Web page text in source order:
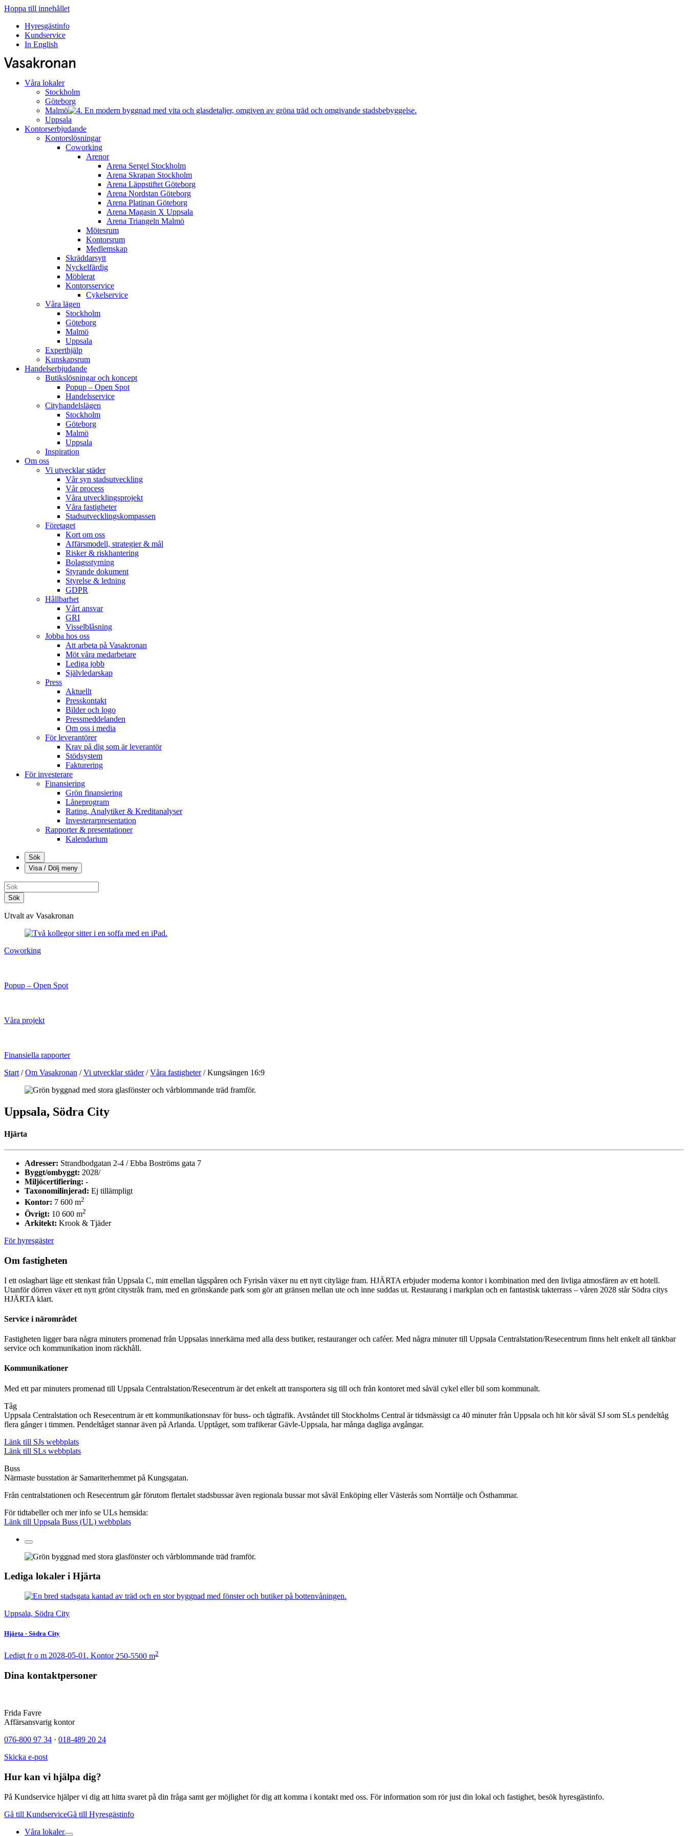
Hoppa till innehållet
Hyresgästinfo
Kundservice
In English
Våra lokaler
Stockholm
Göteborg
Malmö
Uppsala
Kontorserbjudande
Kontorslösningar
Coworking
Arenor
Arena Sergel Stockholm
Arena Skrapan Stockholm
Arena Läppstiftet Göteborg
Arena Nordstan Göteborg
Arena Platinan Göteborg
Arena Magasin X Uppsala
Arena Triangeln Malmö
Mötesrum
Kontorsrum
Medlemskap
Skräddarsytt
Nyckelfärdig
Möblerat
Kontorsservice
Cykelservice
Våra lägen
Stockholm
Göteborg
Malmö
Uppsala
Experthjälp
Kunskapsrum
Handelserbjudande
Butikslösningar och koncept
Popup – Open Spot
Handelsservice
Cityhandelslägen
Stockholm
Göteborg
Malmö
Uppsala
Inspiration
Om oss
Vi utvecklar städer
Vår syn stadsutveckling
Vår process
Våra utvecklingsprojekt
Våra fastigheter
Stadsutvecklingskompassen
Företaget
Kort om oss
Affärsmodell, strategier & mål
Risker & riskhantering
Bolagsstyrning
Styrande dokument
Styrelse & ledning
GDPR
Hållbarhet
Vårt ansvar
GRI
Visselblåsning
Jobba hos oss
Att arbeta på Vasakronan
Möt våra medarbetare
Lediga jobb
Självledarskap
Press
Aktuellt
Presskontakt
Bilder och logo
Pressmeddelanden
Om oss i media
För leverantörer
Krav på dig som är leverantör
Stödsystem
Fakturering
För investerare
Finansiering
Grön finansiering
Låneprogram
Rating, Analytiker & Kreditanalyser
Investerarpresentation
Rapporter & presentationer
Kalendarium
Sök
Visa / Dölj meny
Sök
Utvalt av Vasakronan
Coworking
Popup – Open Spot
Våra projekt
Finansiella rapporter
Start /Om Vasakronan /Vi utvecklar städer/Våra fastigheter/Kungsängen 16:9
Uppsala, Södra City
Hjärta
Adresser: Strandbodgatan 2-4 / Ebba Boströms gata 7
Byggt/ombyggt: 2028/
Miljöcertifiering: -
Taxonomilinjerad: Ej tillämpligt
Kontor: 7 600 m2
Övrigt: 10 600 m2
Arkitekt: Krook & Tjäder
För hyresgäster
Om fastigheten
I ett oslagbart läge ett stenkast från Uppsala C, mitt emellan tågspåren och Fyrisån växer nu ett nytt cityläge fram. HJÄRTA erbjuder moderna kontor i kombination med den livliga atmosfären av ett hotell.
Utanför dörren växer ett nytt grönt citystråk fram, med en grönskande park som gör att gränsen mellan ute och inne suddas ut. Restaurang i markplan och en fantastisk takterrass – våren 2028 står Södra citys
HJÄRTA klart.
Service i närområdet
Fastigheten ligger bara några minuters promenad från Uppsalas innerkärna med alla dess butiker, restauranger och caféer. Med några minuter till Uppsala Centralstation/Resecentrum finns helt enkelt all tänkbar
service och kommunikation inom räckhåll.
Kommunikationer
Med ett par minuters promenad till Uppsala Centralstation/Resecentrum är det enkelt att transportera sig till och från kontoret med såväl cykel eller bil som kommunalt.
Tåg
Uppsala Centralstation och Resecentrum är ett kommunikationsnav för buss- och tågtrafik. Avståndet till Stockholms Central är tidsmässigt ca 40 minuter från Uppsala och hit kör såväl SJ som SLs pendeltåg
flera gånger i timmen. Pendeltåget stannar även på Arlanda. Upptåget, som trafikerar Gävle-Uppsala, har många dagliga avgångar.
Länk till SJs webbplats
Länk till SLs webbplats
Buss
Närmaste busstation är Samariterhemmet på Kungsgatan.
Från centralstationen och Resecentrum går förutom flertalet stadsbussar även regionala bussar mot såväl Enköping eller Västerås som Norrtälje och Östhammar.
För tidtabeller och mer info se ULs hemsida:
Länk till Uppsala Buss (UL) webbplats
Lediga lokaler i Hjärta
Uppsala, Södra City
Hjärta - Södra City
Ledigt fr o m 2028-05-01. Kontor 250-5500 m2
Dina kontaktpersoner
Frida Favre
Affärsansvarig kontor
076-800 97 34 · 018-489 20 24
Skicka e-post
Hur kan vi hjälpa dig?
På Kundservice hjälper vi dig att hitta svaret på din fråga samt ger möjlighet för dig att komma i kontakt med oss. För information som rör just din lokal och fastighet, besök hyresgästinfo.
Gå till KundserviceGå till Hyresgästinfo
Våra lokaler